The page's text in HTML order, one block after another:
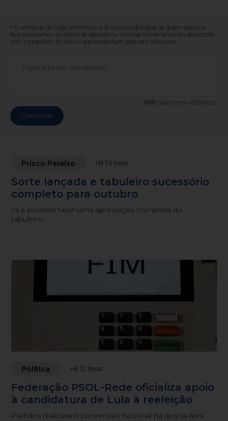
* O conteúdo de cada comentário é de responsabilidade de quem realizá-lo.
Nos reservamos ao direito de reprovar ou eliminar comentários em desacordo
com o propósito do site ou que contenham palavras ofensivas.
500caracteres restantes.
Comentar
Prisco Paraíso Há 10 horas
Sorte lançada e tabuleiro sucessório
completo para outubro
Já é possível fazer uma apreciação completa do
tabuleiro.
Política Há 12 horas
Federação PSOL-Rede oficializa apoio
à candidatura de Lula à reeleição
Partidos realizaram convenção nacional na quarta-feira